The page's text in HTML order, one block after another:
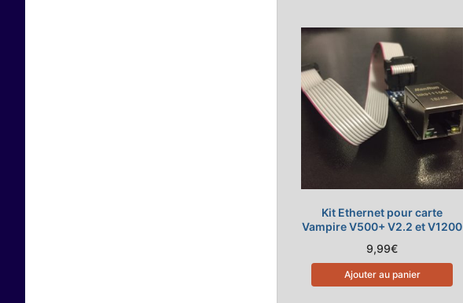
Kit Ethernet pour carte
Vampire V500+ V2.2 et V1200
9,99€
Ajouter au panier